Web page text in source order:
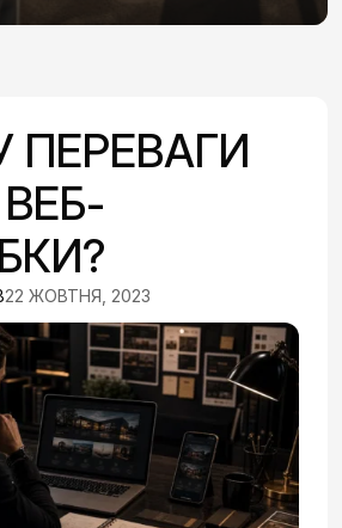
ПЕРЕВАГИ
22 ЖОВТНЯ, 2023